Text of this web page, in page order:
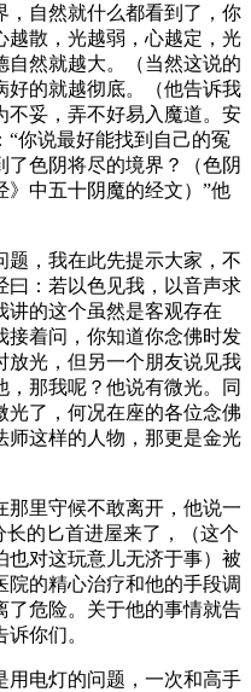
，自然就什么都看到了，你
越散，光越弱，心越定，光
自然就越大。（当然这说的
好的就越彻底。（他告诉我
不妥，弄不好易入魔道。安
你说最好能找到自己的冤
色阴将尽的境界？（色阴
》中五十阴魔的经文）”他
题，我在此先提示大家，不
曰：若以色见我，以音声求
讲的这个虽然是客观存在
接着问，你知道你念佛时发
放光，但另一个朋友说见我
那我呢？他说有微光。同
光了，何况在座的各位念佛
师这样的人物，那更是金光
那里守候不敢离开，他说一
长的匕首进屋来了，（这个
也对这玩意儿无济于事）被
的精心治疗和他的手段调
了危险。关于他的事情就告
你们。
用电灯的问题，一次和高手